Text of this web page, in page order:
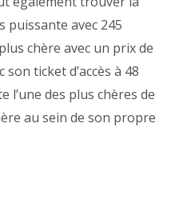
puissante avec 245
chère avec un prix de
son ticket d’accès à 48
l’une des plus chères de
au sein de son propre